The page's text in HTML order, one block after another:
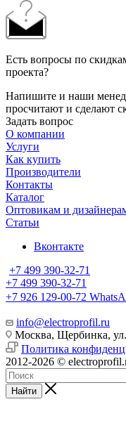
Есть вопросы по
проекта?
Напишите и наши
просчитают и сделают
Задать вопрос
О компании
Услуги
Как купить
Производители
Контакты
Каталог
Оптовикам и
Статьи
Вконтакте
+7 499 390-32-71
+7 499 390-32-71
+7 926 129-00-72
info@electroprofil.ru
Москва, Щербинка,
Политика
2012-2026 ©
Найти